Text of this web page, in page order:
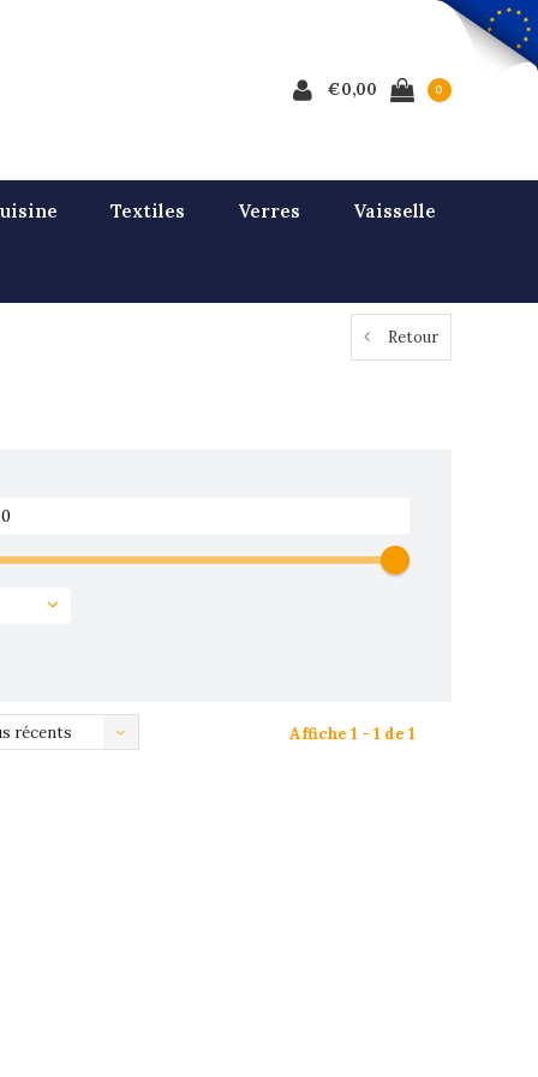
€0,00 0
Textiles Verres Vaisselle
Retour
récents Affiche 1 - 1 de 1